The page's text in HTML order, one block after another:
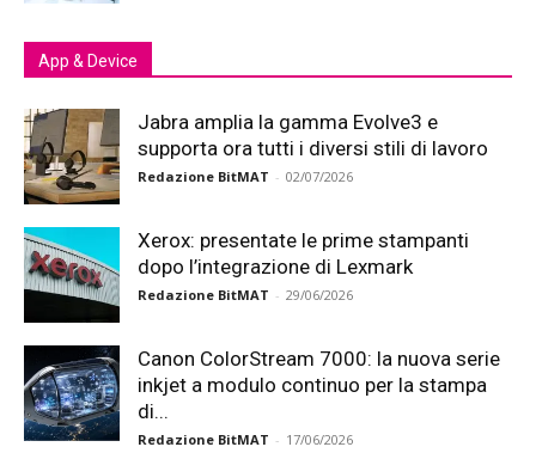
App & Device
Jabra amplia la gamma Evolve3 e
supporta ora tutti i diversi stili di lavoro
Redazione BitMAT - 02/07/2026
Xerox: presentate le prime stampanti
dopo l’integrazione di Lexmark
Redazione BitMAT - 29/06/2026
Canon ColorStream 7000: la nuova serie
inkjet a modulo continuo per la stampa
di...
Redazione BitMAT - 17/06/2026